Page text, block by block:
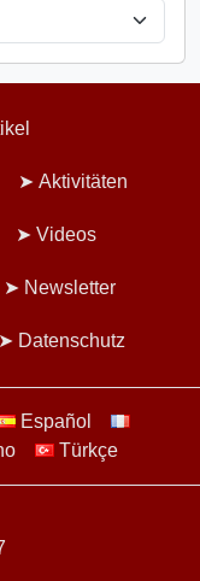
Aktivitäten
Videos
Newsletter
Datenschutz
Español
Türkçe